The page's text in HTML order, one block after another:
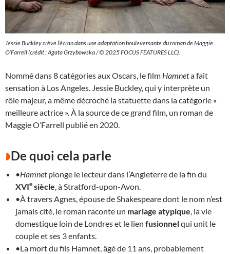
Jessie Buckley crève l’écran dans une adaptation bouleversante du roman de Maggie
O’Farrell (crédit : Agata Grzybowska / © 2025 FOCUS FEATURES LLC).
Nommé dans 8 catégories aux Oscars, le film Hamneta fait
sensation à Los Angeles. Jessie Buckley, qui y interprète un
rôle majeur, a même décroché la statuette dans la catégorie «
meilleure actrice ». À la source de ce grand film, un roman de
Maggie O’Farrell publié en 2020.
De quoi cela parle
•Hamnetplonge le lecteur dans l’Angleterre de la fin du
XVIe siècle , à Stratford-upon-Avon.
•À travers Agnes, épouse de Shakespeare dont le nom n’est
jamais cité, le roman raconte un mariage atypique , la vie
domestique loin de Londres et le lien fusionnelqui unit le
couple et ses 3 enfants.
•La mort du fils Hamnet, âgé de 11 ans, probablement